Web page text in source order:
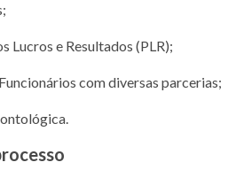
Lucros e Resultados (PLR);
com diversas parcerias;